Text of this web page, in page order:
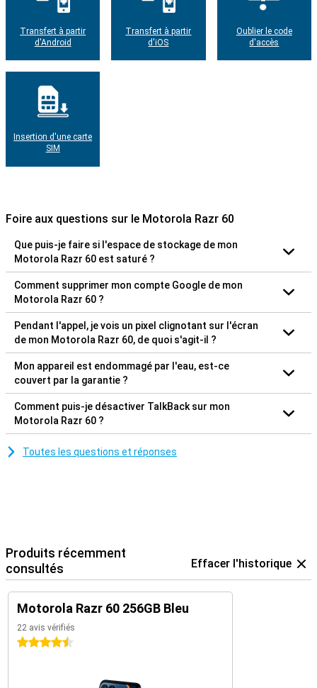
Transfert à partir
d'Android
Transfert à partir
d'iOS
Oublier le code
d'accès
Insertion d'une carte
SIM
Foire aux questions sur le Motorola Razr 60
Que puis-je faire si l'espace de stockage de mon
Motorola Razr 60 est saturé ?
Comment supprimer mon compte Google de mon
Motorola Razr 60 ?
Pendant l'appel, je vois un pixel clignotant sur l'écran
de mon Motorola Razr 60, de quoi s'agit-il ?
Mon appareil est endommagé par l'eau, est-ce
couvert par la garantie ?
Comment puis-je désactiver TalkBack sur mon
Motorola Razr 60 ?
Toutes les questions et réponses
Produits récemment
consultés
Effacer l'historique
Motorola Razr 60 256GB Bleu
22 avis vérifiés
4.5 étoiles